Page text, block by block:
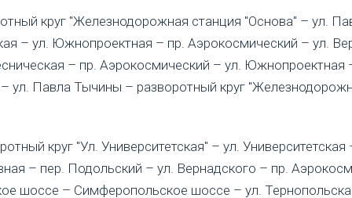
круг "Железнодорожная станция "Основа" – ул.
– ул. Южнопроектная – пр. Аэрокосмический – ул.
– пр. Аэрокосмический – ул. Южнопроектная
ул. Павла Тычины – разворотный круг
круг "Ул. Университетская" – ул. Университетская
– пер. Подольский – ул. Вернадского – пр.
шоссе – Симферопольское шоссе – ул.